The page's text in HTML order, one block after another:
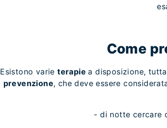
Come
Esistono varieterapiea disposizione,
prevenzione, che deve essere
- di notte cercare